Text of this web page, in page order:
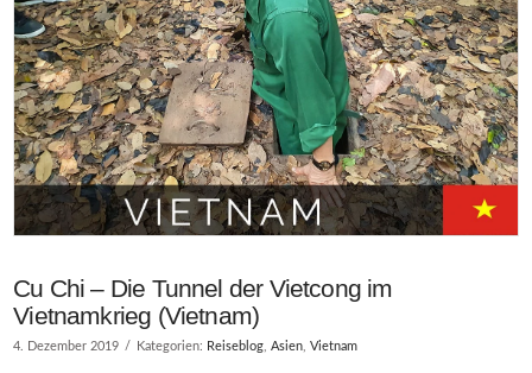
Cu Chi – Die Tunnel der Vietcong im
Vietnamkrieg (Vietnam)
4. Dezember 2019 Kategorien: Reiseblog ,Asien ,Vietnam